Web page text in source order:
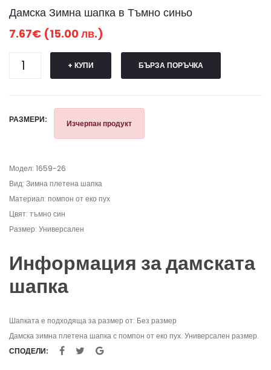
Дамска Зимна шапка в Тъмно синьо
7.67€ (15.00 лв.)
+ КУПИ БЪРЗА ПОРЪЧКА
РАЗМЕРИ: Изчерпан продукт
Модел: 1659-26
Вид: Зимна плетена шапка
Материал: помпон от еко пух
Цвят: тъмно син
Размер: Универсален
Информация за дамската
шапка
Шапката е подходяща за размер от: Без размер
Дамска зимна плетена шапка с помпон от еко пух. Универсален размер.
СПОДЕЛИ: